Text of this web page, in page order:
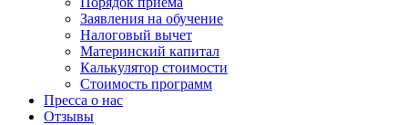
Заявления на обучение
Налоговый вычет
Материнский капитал
Калькулятор стоимости
Стоимость программ
Пресса о нас
Отзывы